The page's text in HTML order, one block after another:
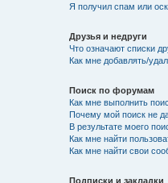
Я получил спам или
Друзья и недруги
Что означают списки
Как мне добавлять/
Поиск по форумам
Как мне выполнить
Почему мой поиск не
В результате моего
Как мне найти
Как мне найти свои
Подписки и закладки